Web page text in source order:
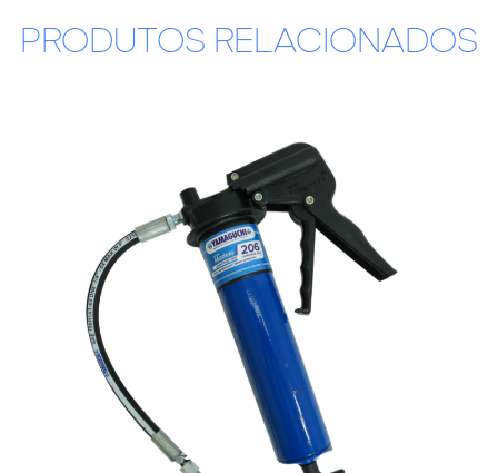
PRODUTOS RELACIONADOS